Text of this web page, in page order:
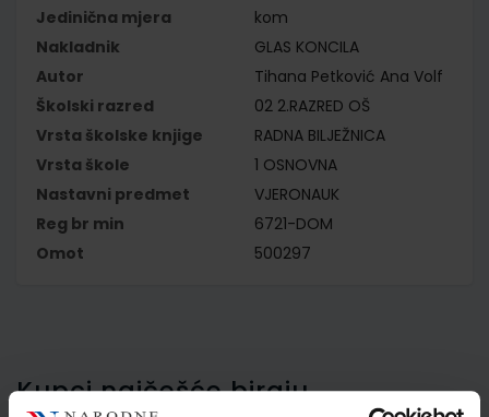
Jedinična mjera
kom
Nakladnik
GLAS KONCILA
Autor
Tihana Petković Ana Volf
Školski razred
02 2.RAZRED OŠ
Vrsta školske knjige
RADNA BILJEŽNICA
Vrsta škole
1 OSNOVNA
Nastavni predmet
VJERONAUK
Reg br min
6721-DOM
Omot
500297
Kupci najčešće biraju..